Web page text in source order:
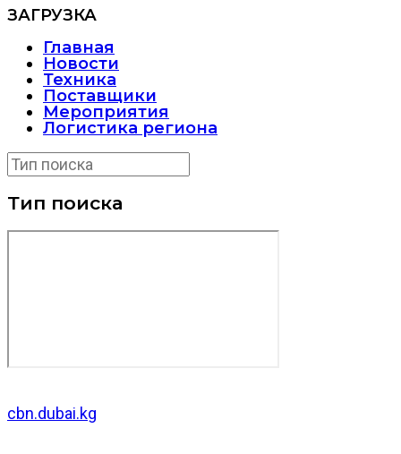
ЗАГРУЗКА
Главная
Новости
Техника
Поставщики
Мероприятия
Логистика региона
Тип поиска
cbn.dubai.kg